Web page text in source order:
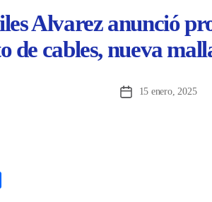
Alvarez anunció
de cables, nueva
Fecha15 enero, 2025